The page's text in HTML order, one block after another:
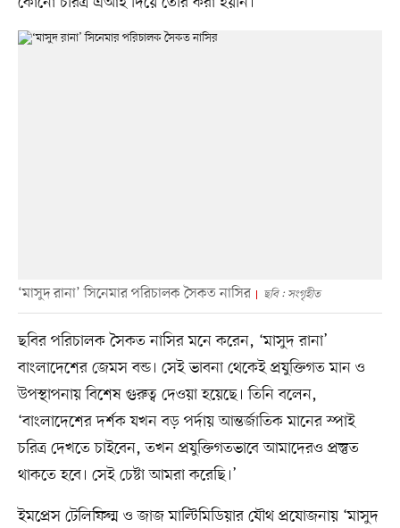
‘মাসুদ রানা’ সিনেমার পরিচালক সৈকত নাসির ছবি : সংগৃহীত
ছবির পরিচালক সৈকত নাসির মনে করেন, ‘মাসুদ রানা’
বাংলাদেশের জেমস বন্ড। সেই ভাবনা থেকেই প্রযুক্তিগত মান ও
উপস্থাপনায় বিশেষ গুরুত্ব দেওয়া হয়েছে। তিনি বলেন,
‘বাংলাদেশের দর্শক যখন বড় পর্দায় আন্তর্জাতিক মানের স্পাই
চরিত্র দেখতে চাইবেন, তখন প্রযুক্তিগতভাবে আমাদেরও প্রস্তুত
থাকতে হবে। সেই চেষ্টা আমরা করেছি।’
ইমপ্রেস টেলিফিল্ম ও জাজ মাল্টিমিডিয়ার যৌথ প্রযোজনায় ‘মাসুদ